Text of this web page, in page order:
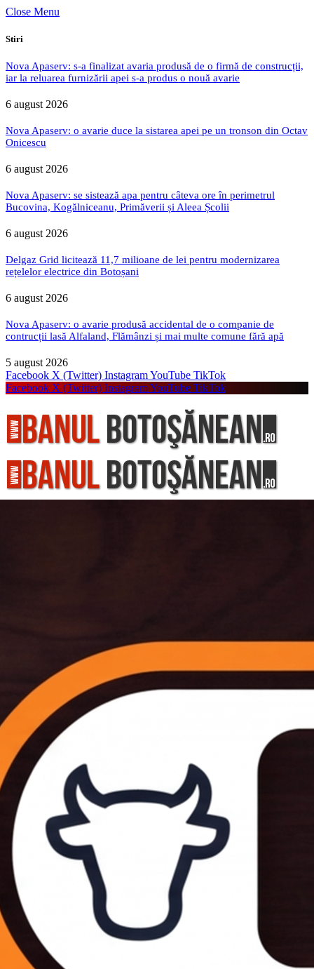
Close Menu
Stiri
Nova Apaserv: s-a finalizat avaria produsă de o firmă de construcții,
iar la reluarea furnizării apei s-a produs o nouă avarie
6 august 2026
Nova Apaserv: o avarie duce la sistarea apei pe un tronson din Octav
Onicescu
6 august 2026
Nova Apaserv: se sistează apa pentru câteva ore în perimetrul
Bucovina, Kogălniceanu, Primăverii și Aleea Școlii
6 august 2026
Delgaz Grid licitează 11,7 milioane de lei pentru modernizarea
rețelelor electrice din Botoșani
6 august 2026
Nova Apaserv: o avarie produsă accidental de o companie de
contrucții lasă Alfaland, Flămânzi și mai multe comune fără apă
5 august 2026
Facebook X (Twitter) InstagramYouTube TikTok
Facebook X (Twitter) InstagramYouTube TikTok